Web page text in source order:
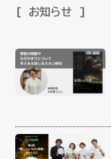
お知らせ